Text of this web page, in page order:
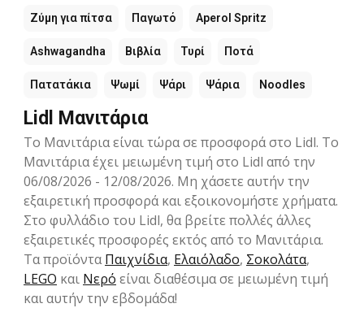
Ζύμη για πίτσα Παγωτό Aperol Spritz
Ashwagandha Βιβλία Τυρί Ποτά
Πατατάκια Ψωμί Ψάρι Ψάρια Noodles
Lidl Μανιτάρια
Το Μανιτάρια είναι τώρα σε προσφορά στο Lidl. Το
Μανιτάρια έχει μειωμένη τιμή στο Lidl από την
06/08/2026 - 12/08/2026. Μη χάσετε αυτήν την
εξαιρετική προσφορά και εξοικονομήστε χρήματα.
Στο φυλλάδιο του Lidl, θα βρείτε πολλές άλλες
εξαιρετικές προσφορές εκτός από το Μανιτάρια.
Τα προϊόνταΠαιχνίδια, Ελαιόλαδο, Σοκολάτα,
LEGO και Νερό είναι διαθέσιμα σε μειωμένη τιμή
και αυτήν την εβδομάδα!